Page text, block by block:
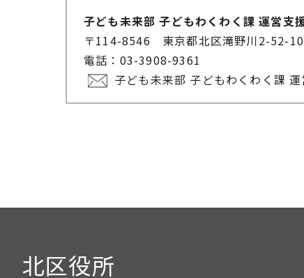
子ども未来部 子どもわくわく課 運営支
〒114-8546 東京都北区滝野川2-52-10
電話：03-3908-9361
子ども未来部 子どもわくわく課
北区役所